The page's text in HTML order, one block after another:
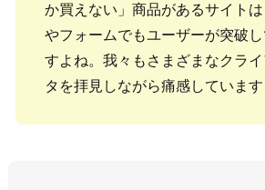
か買えない」商品があるサイトは
やフォームでもユーザーが突破
すよね。我々もさまざまなクラ
タを拝見しながら痛感しています